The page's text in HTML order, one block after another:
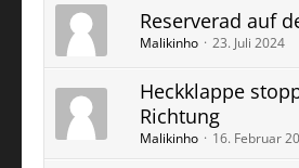
Reserverad auf
Malikinho 23. Juli 2024
Heckklappe
Richtung
Malikinho 16. Februar